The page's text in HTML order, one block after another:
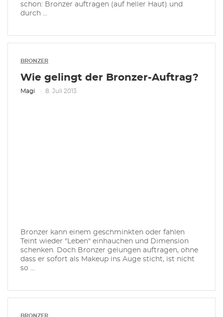
schon: Bronzer auftragen (auf heller Haut) und
durch ...
BRONZER
Wie gelingt der Bronzer-Auftrag?
Magi 8. Juli 2013
Bronzer kann einem geschminkten oder fahlen
Teint wieder "Leben" einhauchen und Dimension
schenken. Doch Bronzer gelungen auftragen, ohne
dass er sofort als Makeup ins Auge sticht, ist nicht
so ...
BRONZER